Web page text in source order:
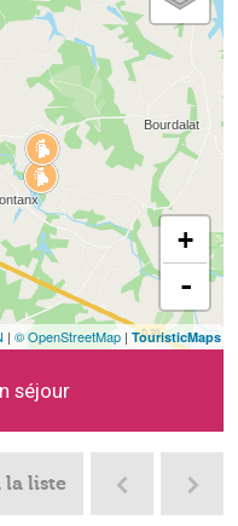
+
-
| © OpenStreetMap | TouristicMaps
séjour
la liste